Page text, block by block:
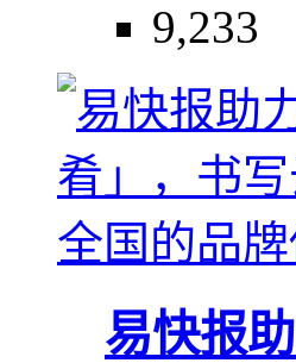
9,233
易快报